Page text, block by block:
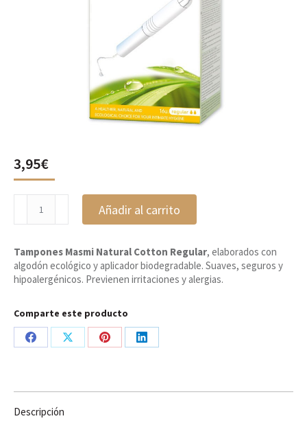
3,95€
Natural
Cotton
Masmi
cantidad
Añadir al carrito
Tampones Masmi Natural Cotton Regular, elaborados con
algodón ecológico y aplicador biodegradable. Suaves, seguros y
hipoalergénicos. Previenen irritaciones y alergias.
Comparte este producto
Share
Share
Share
Share
Descripción